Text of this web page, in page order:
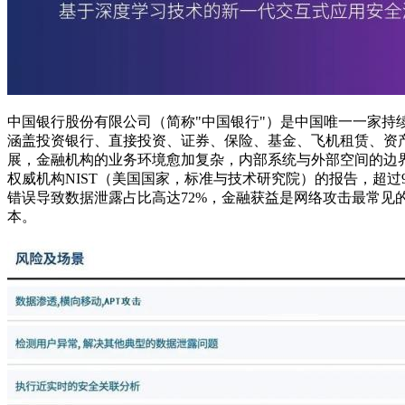
中国银行股份有限公司（简称"中国银行"）是中国唯一一家
涵盖投资银行、直接投资、证券、保险、基金、飞机租赁、
展，金融机构的业务环境愈加复杂，内部系统与外部空间的
权威机构NIST（美国国家，标准与技术研究院）的报告，超
错误导致数据泄露占比高达72%，金融获益是网络攻击最常
本。